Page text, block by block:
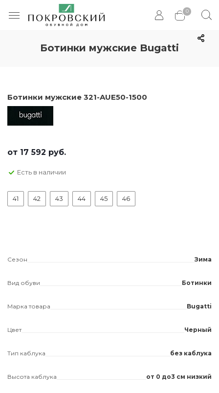
0
Ботинки мужские Bugatti
Ботинки мужские 321-AUE50-1500
от 17 592 руб.
Есть в наличии
41 42 43 44 45 46
Сезон Зима
Вид обуви Ботинки
Марка товара Bugatti
Цвет Черный
Тип каблука без каблука
Высота каблука от 0 до3 см низкий